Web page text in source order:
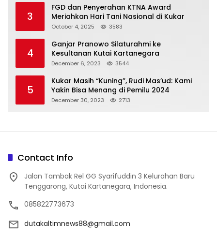
3
FGD dan Penyerahan KTNA Award
Meriahkan Hari Tani Nasional di Kukar
October 4, 2025 3583
4
Ganjar Pranowo Silaturahmi ke
Kesultanan Kutai Kartanegara
December 6, 2023 3544
5
Kukar Masih “Kuning”, Rudi Mas’ud: Kami
Yakin Bisa Menang di Pemilu 2024
December 30, 2023 2713
Contact Info
Jalan Tambak Rel GG Syarifuddin 3 Kelurahan Baru
Tenggarong, Kutai Kartanegara, Indonesia.
085822773673
dutakaltimnews88@gmail.com